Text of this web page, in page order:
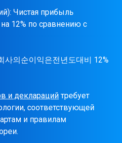
Чистая прибыль
12% по сравнению с
사의순이익은전년도대비 12%
и деклараций требует
соответствующей
и правилам